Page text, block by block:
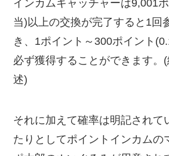
インカムキャッチャーは9,001
当)以上の交換が完了すると1回
き、1ポイント～300ポイント
必ず獲得することができます。
述)
それに加えて確率は明記されて
たりとしてポイントインカムの